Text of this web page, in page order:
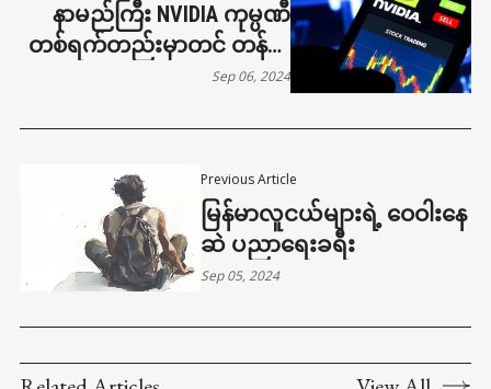
Previous Article
မြန်မာလူငယ်များရဲ့ ဝေဝါးနေ
ဆဲ ပညာရေးခရီး
Sep 05, 2024
နာမည်ကြီး NVIDIA ကုမ္ပဏီ
တစ်ရက်တည်းမှာတင် တန်ဖိုး
ဒေါ်လာ ၂၇၉ ဘီလျံကျော် ထိုး
Sep 06, 2024